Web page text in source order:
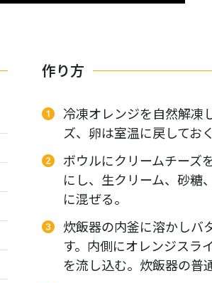
作り方
冷凍オレンジを自然解凍
ズ、卵は室温に戻しておく
ボウルにクリームチーズ
にし、生クリーム、砂糖
に混ぜる。
炊飯器の内釜に溶かしバ
す。内側にオレンジスラ
を流し込む。炊飯器の普